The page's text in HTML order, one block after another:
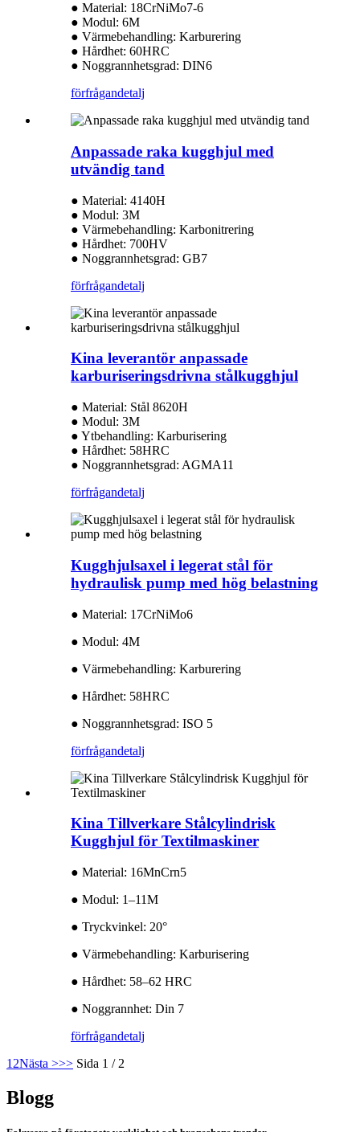
● Material: 18CrNiMo7-6
● Modul: 6M
● Värmebehandling: Karburering
● Hårdhet: 60HRC
● Noggrannhetsgrad: DIN6
förfrågandetalj
Anpassade raka kugghjul med
utvändig tand
● Material: 4140H
● Modul: 3M
● Värmebehandling: Karbonitrering
● Hårdhet: 700HV
● Noggrannhetsgrad: GB7
förfrågandetalj
Kina leverantör anpassade
karburiseringsdrivna stålkugghjul
● Material: Stål 8620H
● Modul: 3M
● Ytbehandling: Karburisering
● Hårdhet: 58HRC
● Noggrannhetsgrad: AGMA11
förfrågandetalj
Kugghjulsaxel i legerat stål för
hydraulisk pump med hög belastning
● Material: 17CrNiMo6
● Modul: 4M
● Värmebehandling: Karburering
● Hårdhet: 58HRC
● Noggrannhetsgrad: ISO 5
förfrågandetalj
Kina Tillverkare Stålcylindrisk
Kugghjul för Textilmaskiner
● Material: 16MnCrn5
● Modul: 1–11M
● Tryckvinkel: 20°
● Värmebehandling: Karburisering
● Hårdhet: 58–62 HRC
● Noggrannhet: Din 7
förfrågandetalj
1 2Nästa >>> Sida 1 / 2
Blogg